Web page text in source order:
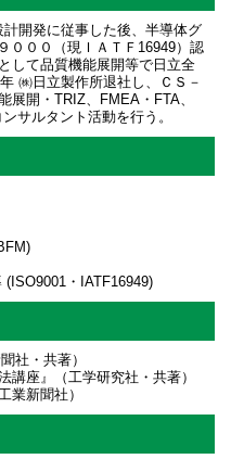
開発に従事した後、半導体グ
０００（現ＩＡＴＦ16949）認
して品質機能展開等で日立全
㈱日立製作所退社し、ＣＳ－
展開・TRIZ、FMEA・FTA、
サルタント活動を行う。
(ISO9001・IATF16949)
社・共著）
講座』（工学研究社・共著）
業新聞社）